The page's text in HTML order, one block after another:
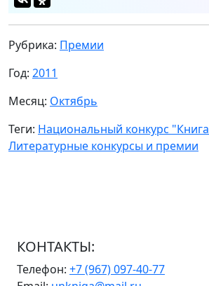
Рубрика: Премии
Год: 2011
Месяц: Октябрь
Теги: Национальный конкурс
Литературные конкурсы и премии
КОНТАКТЫ:
Телефон: +7 (967) 097-40-77